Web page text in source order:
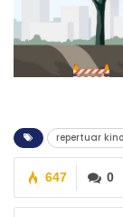
repertuar
0
647